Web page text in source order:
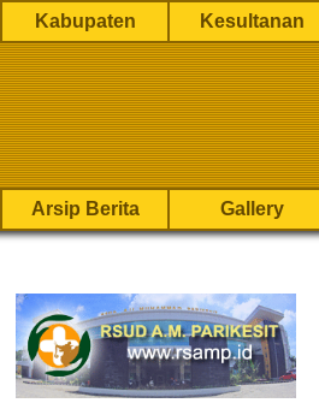
Kabupaten Kesultanan
Arsip Berita Gallery